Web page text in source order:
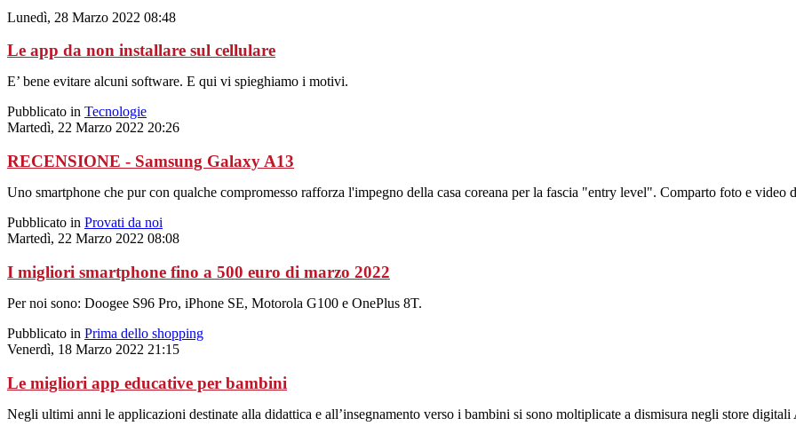
Lunedì, 28 Marzo 2022 08:48
Le app da non installare sul cellulare
E’ bene evitare alcuni software. E qui vi spieghiamo i motivi.
Pubblicato in Tecnologie
Martedì, 22 Marzo 2022 20:26
RECENSIONE - Samsung Galaxy A13
Uno smartphone che pur con qualche compromesso rafforza l'impegno della casa coreana per la fascia "entry level". Comparto foto e video
Pubblicato in Provati da noi
Martedì, 22 Marzo 2022 08:08
I migliori smartphone fino a 500 euro di marzo 2022
Per noi sono: Doogee S96 Pro, iPhone SE, Motorola G100 e OnePlus 8T.
Pubblicato in Prima dello shopping
Venerdì, 18 Marzo 2022 21:15
Le migliori app educative per bambini
Negli ultimi anni le applicazioni destinate alla didattica e all’insegnamento verso i bambini si sono moltiplicate a dismisura negli store